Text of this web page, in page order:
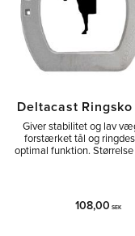
Deltacast
Giver stabilitet og lav
forstærket tål og
optimal funktion. Størrelse
108,00 SEK